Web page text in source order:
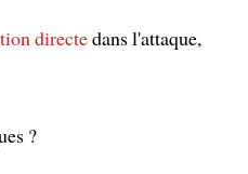
directedans l'attaque,
?